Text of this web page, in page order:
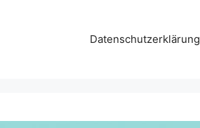
Datenschutzerklärung